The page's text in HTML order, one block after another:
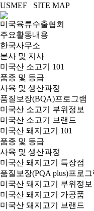
USMEF SITE MAP
미국육류수출협회
주요활동내용
한국사무소
본사 및 지사
미국산 소고기 101
품종 및 등급
사육 및 생산과정
품질보장(BQA)프로그램
미국산 소고기 부위정보
미국산 소고기 브랜드
미국산 돼지고기 101
품종 및 등급
사육 및 생산과정
미국산 돼지고기 특장점
품질보장(PQA plus)프로그
미국산 돼지고기 부위정보
미국산 돼지고기 가공품
미국산 돼지고기 브랜드